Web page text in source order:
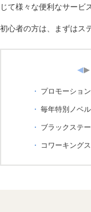
じて様々な便利なサービ
初心者の方は、まずはス
プロモーショ
毎年特別ノベ
ブラックステ
コワーキング